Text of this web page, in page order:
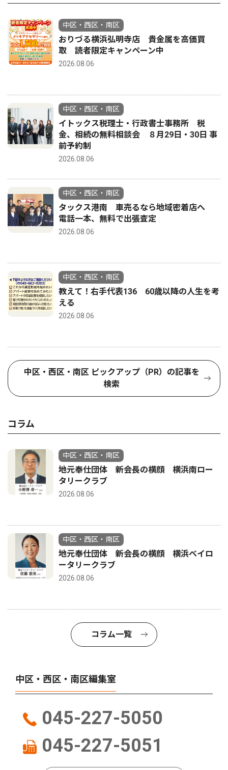
中区・西区・南区
おりづる横浜弘明寺店 貴金属を高価買
取 読者限定キャンペーン中
2026.08.06
中区・西区・南区
イトックス税理士・行政書士事務所 税
金、相続の無料相談会 ８月29日・30日 事
前予約制
2026.08.06
中区・西区・南区
タックス港南 車売るなら地域密着店へ
電話一本、無料で出張査定
2026.08.06
中区・西区・南区
教えて！右手代表136 60歳以降の人生を考
える
2026.08.06
中区・西区・南区 ピックアップ（PR）の記事を
検索
コラム
中区・西区・南区
地元奉仕団体 新会長の横顔 横浜南ロー
タリークラブ
2026.08.06
中区・西区・南区
地元奉仕団体 新会長の横顔 横浜ベイロ
ータリークラブ
2026.08.06
コラム一覧
中区・西区・南区編集室
045-227-5050
045-227-5051